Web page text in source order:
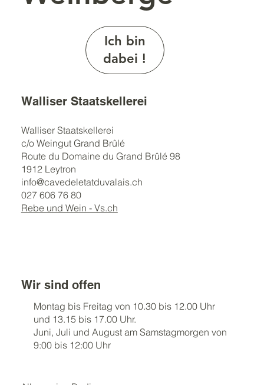
Ich bin
dabei !
Walliser Staatskellerei
Walliser Staatskellerei
c/o Weingut Grand Brûlé
Route du Domaine du Grand Brûlé 98
1912 Leytron
info@cavedeletatduvalais.ch
027 606 76 80
Rebe und Wein - Vs.ch
Wir sind offen
Montag bis Freitag von 10.30 bis 12.00 Uhr
und 13.15 bis 17.00 Uhr.
Juni, Juli und August am Samstagmorgen von
9:00 bis 12:00 Uhr